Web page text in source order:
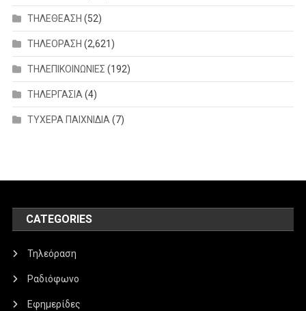
ΤΗΛΕΘΕΑΣΗ (52)
ΤΗΛΕΟΡΑΣΗ (2,621)
ΤΗΛΕΠΙΚΟΙΝΩΝΙΕΣ (192)
ΤΗΛΕΡΓΑΣΙΑ(4)
ΤΥΧΕΡΑ ΠΑΙΧΝΙΔΙΑ(7)
CATEGORIES
Τηλεόραση
Ραδιόφωνο
Εφημερίδες